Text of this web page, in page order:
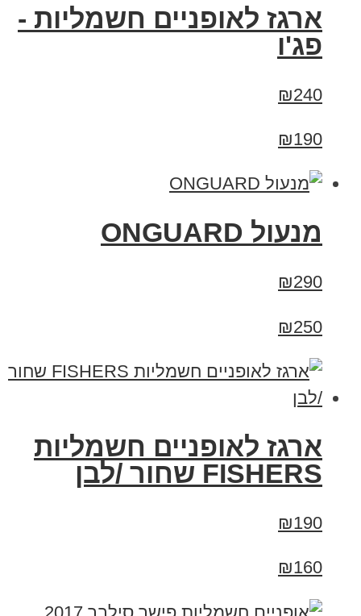
ארגז לאופניים חשמליות -
פג'ו
₪240
₪190
מנעול ONGUARD
₪290
₪250
ארגז לאופניים חשמליות
FISHERS שחור /לבן
₪190
₪160